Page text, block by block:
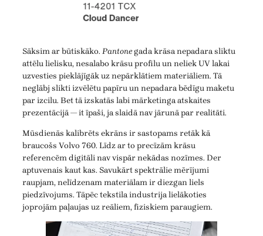
Sāksim ar būtiskāko. Pantonegada krāsa nepadara sliktu
attēlu lielisku, nesalabo krāsu profilu un neliek UV lakai
uzvesties pieklājīgāk uz nepārklātiem materiāliem. Tā
neglābj slikti izvēlētu papīru un nepadara bēdīgu maketu
par izcilu. Bet tā izskatās labi mārketinga atskaites
prezentācijā — it īpaši, ja slaidā nav jārunā par realitāti.
Mūsdienās kalibrēts ekrāns ir sastopams retāk kā
braucošs Volvo 760. Līdz ar to precīzām krāsu
referencēm digitāli nav vispār nekādas nozīmes. Der
aptuvenais kaut kas. Savukārt spektrālie mērījumi
raupjam, nelīdzenam materiālam ir diezgan liels
piedzīvojums. Tāpēc tekstila industrija lielākoties
joprojām paļaujas uz reāliem, fiziskiem paraugiem.